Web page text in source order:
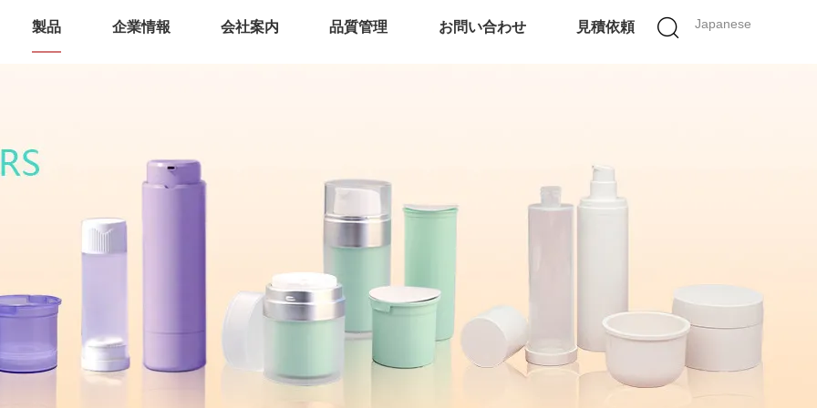
Japanese
製品 企業情報 会社案内 品質管理 お問い合わせ 見積依頼